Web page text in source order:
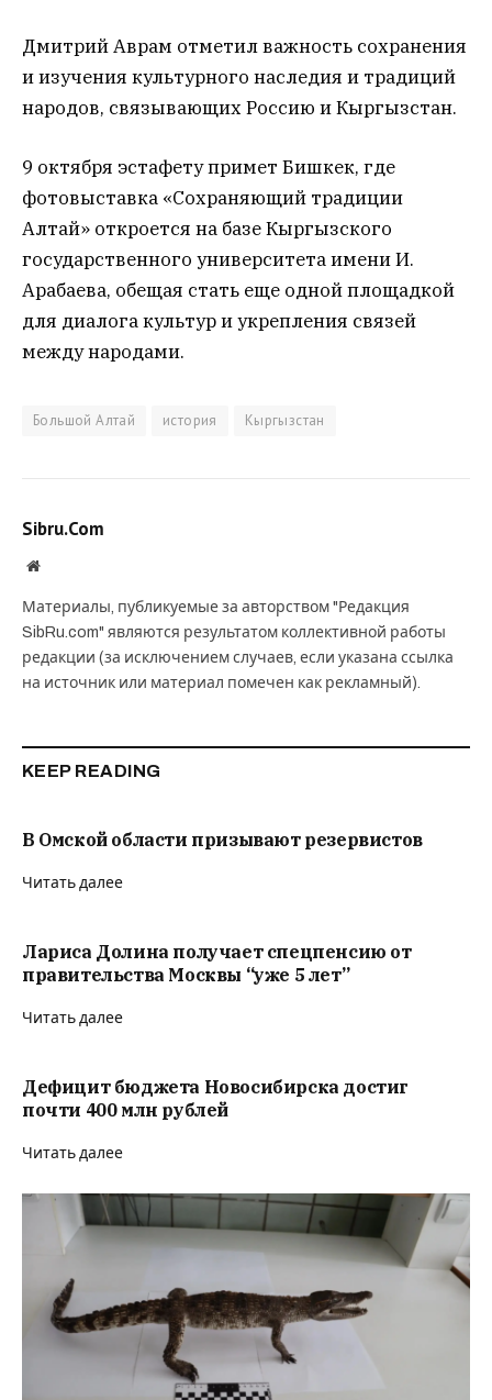
Дмитрий Аврам отметил важность сохранения
и изучения культурного наследия и традиций
народов, связывающих Россию и Кыргызстан.
9 октября эстафету примет Бишкек, где
фотовыставка «Сохраняющий традиции
Алтай» откроется на базе Кыргызского
государственного университета имени И.
Арабаева, обещая стать еще одной площадкой
для диалога культур и укрепления связей
между народами.
Большой Алтай история Кыргызстан
Sibru.Com
Website
Материалы, публикуемые за авторством "Редакция
SibRu.com" являются результатом коллективной работы
редакции (за исключением случаев, если указана ссылка
на источник или материал помечен как рекламный).
KEEP READING
В Омской области призывают резервистов
Читать далее
Лариса Долина получает спецпенсию от
правительства Москвы “уже 5 лет”
Читать далее
Дефицит бюджета Новосибирска достиг
почти 400 млн рублей
Читать далее